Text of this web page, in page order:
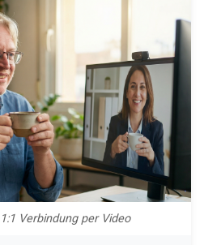
Verbindung per Video